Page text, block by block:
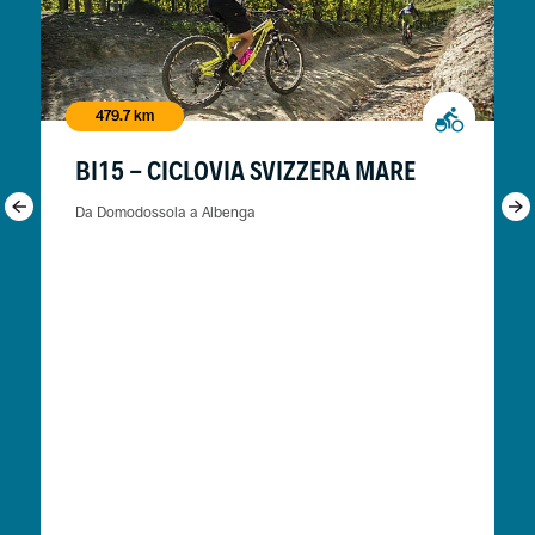
479.7 km
BI15 - CICLOVIA SVIZZERA MARE
Da Domodossola a Albenga